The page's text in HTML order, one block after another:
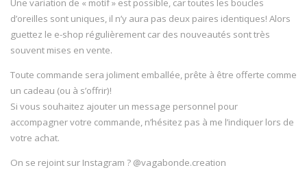
d’oreilles sont uniques, il n’y aura pas deux paires identiques! Alors
guettez le e-shop régulièrement car des nouveautés sont très
souvent mises en vente.
Toute commande sera joliment emballée, prête à être offerte comme
un cadeau (ou à s’offrir)!
Si vous souhaitez ajouter un message personnel pour
accompagner votre commande, n’hésitez pas à me l’indiquer lors de
votre achat.
On se rejoint sur Instagram ? @vagabonde.creation